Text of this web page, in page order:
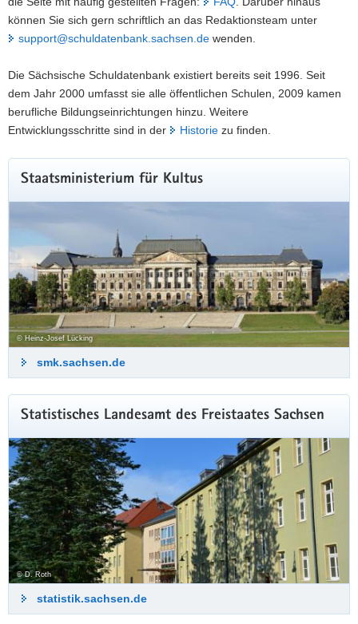
können Sie sich gern schriftlich an das Redaktionsteam unter
support@schuldatenbank.sachsen.de wenden.
Die Sächsische Schuldatenbank existiert bereits seit 1996. Seit
dem Jahr 2000 umfasst sie alle öffentlichen Schulen, 2009 kamen
berufliche Bildungseinrichtungen hinzu. Weitere
Entwicklungsschritte sind in der
Historie zu finden.
Staatsministerium für Kultus
© Heinz-Josef Lücking
smk.sachsen.de
Statistisches Landesamt des Freistaates Sachsen
© D. Roth
statistik.sachsen.de